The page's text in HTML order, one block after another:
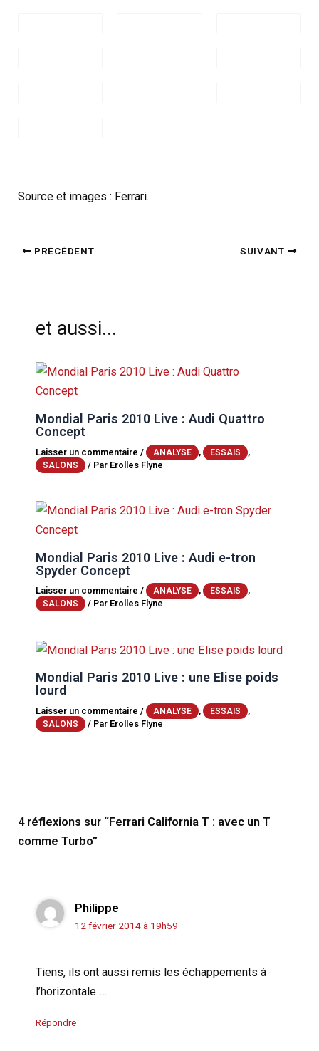
Source et images : Ferrari.
PRÉCÉDENT SUIVANT
et aussi...
Mondial Paris 2010 Live : Audi Quattro
Concept
Laisser un commentaire / ANALYSE , ESSAIS ,
SALONS / Par Erolles Flyne
Mondial Paris 2010 Live : Audi e-tron
Spyder Concept
Laisser un commentaire / ANALYSE , ESSAIS ,
SALONS / Par Erolles Flyne
Mondial Paris 2010 Live : une Elise poids
lourd
Laisser un commentaire / ANALYSE , ESSAIS ,
SALONS / Par Erolles Flyne
4 réflexions sur “Ferrari California T : avec un T
comme Turbo”
Philippe
12 février 2014 à 19h59
Tiens, ils ont aussi remis les échappements à
l’horizontale …
Répondre